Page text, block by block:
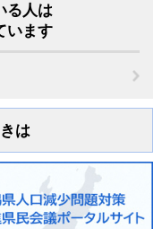
る人は
います
は